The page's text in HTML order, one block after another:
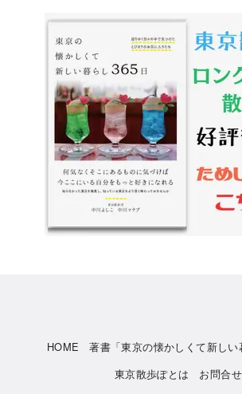
HOME
著書「東京の懐かしくて新しい
東京散歩ぽとは
お問合せ